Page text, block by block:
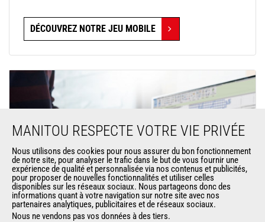
avec style. Le défi est de taille, car vous évoluerez dans
des environnements surdimensionnés où les objets du
DÉCOUVREZ NOTRE JEU MOBILE
MANITOU RESPECTE VOTRE VIE PRIVÉE
Nous utilisons des cookies pour nous assurer du bon fonctionnement
de notre site, pour analyser le trafic dans le but de vous fournir une
expérience de qualité et personnalisée via nos contenus et publicités,
pour proposer de nouvelles fonctionnalités et utiliser celles
disponibles sur les réseaux sociaux. Nous partageons donc des
informations quant à votre navigation sur notre site avec nos
partenaires analytiques, publicitaires et de réseaux sociaux.
Nous ne vendons pas vos données à des tiers.